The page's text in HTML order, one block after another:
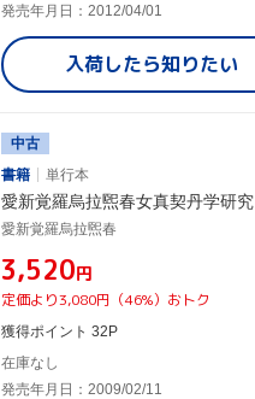
発売年月日：2012/04/01
入荷したら知りたい
中古
書籍
単行本
愛新覚羅烏拉煕春女真契丹学研究
愛新覚羅烏拉煕春
¥3,520円
定価より3,080円（46%）おトク
獲得ポイント 32P
在庫なし
発売年月日：2009/02/11